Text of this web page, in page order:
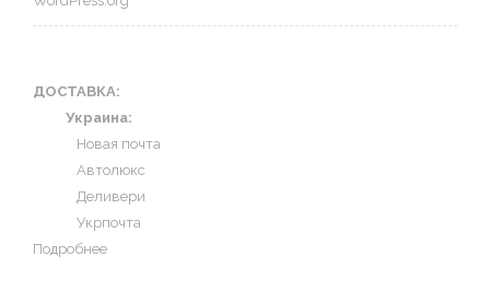
ДОСТАВКА:
Украина:
Новая почта
Автолюкс
Деливери
Укрпочта
Подробнее